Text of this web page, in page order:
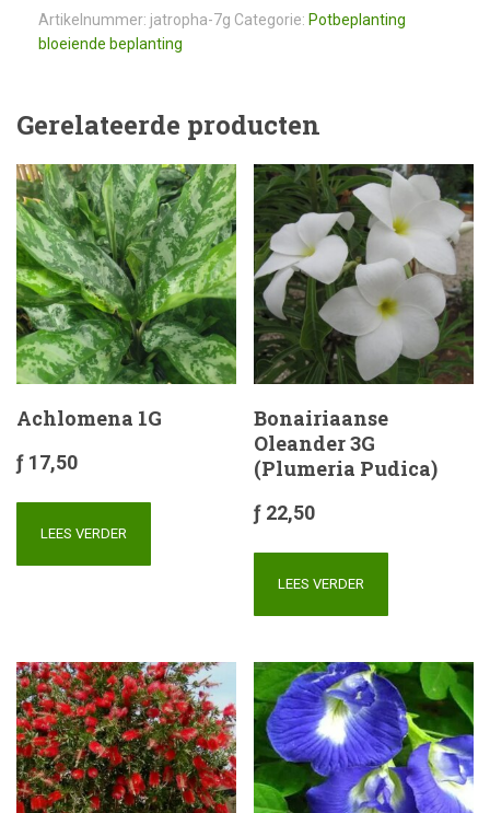
Artikelnummer: jatropha-7g Categorie: Potbeplanting
bloeiende beplanting
Gerelateerde producten
Achlomena 1G
ƒ 17,50
LEES VERDER
Bonairiaanse
Oleander 3G
(Plumeria Pudica)
ƒ 22,50
LEES VERDER